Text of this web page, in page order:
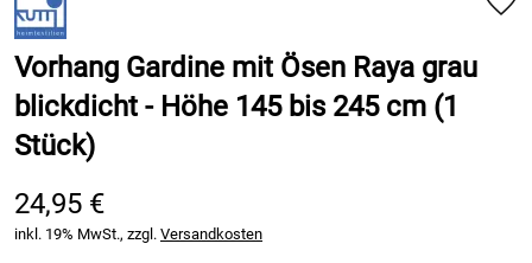
Vorhang Gardine mit Ösen Raya grau
blickdicht - Höhe 145 bis 245 cm (1
Stück)
24,95 €
inkl. 19% MwSt., zzgl. Versandkosten